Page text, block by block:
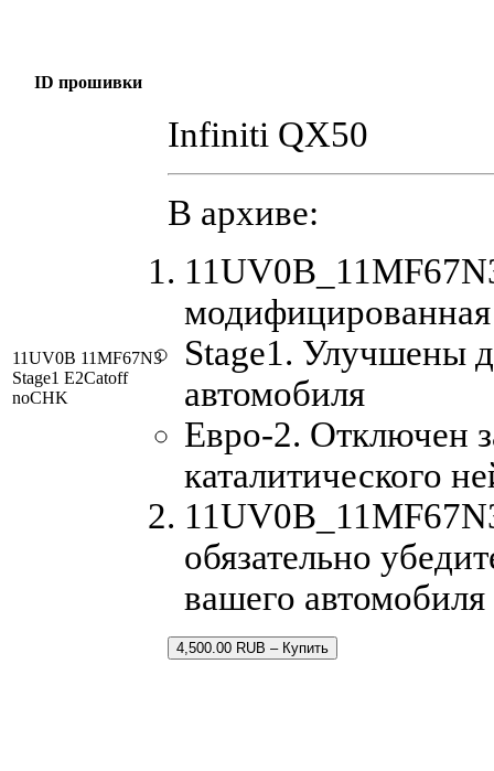
ID прошивки
11UV0B 11MF67N3
Stage1 E2Catoff
noCHK
Infiniti QX50
В архиве:
Stage1. Улучшены
автомобиля
Евро-2. Отключен
каталитического
обязательно
вашего автомобиля
4,500.00 RUB – Купить